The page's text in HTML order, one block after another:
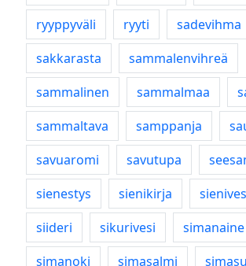
ryyppyväli
ryyti sadevihma
sakkarasta
sammalenvihreä
sammalinen
sammalmaa
sammaltava
samppanja
savuaromi
savutupa
sienestys
sienikirja
siideri
sikurivesi
simanaine
simanoki
simasalmi